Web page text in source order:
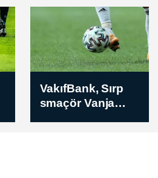
ABD Başkanı
Trump, İran'ın